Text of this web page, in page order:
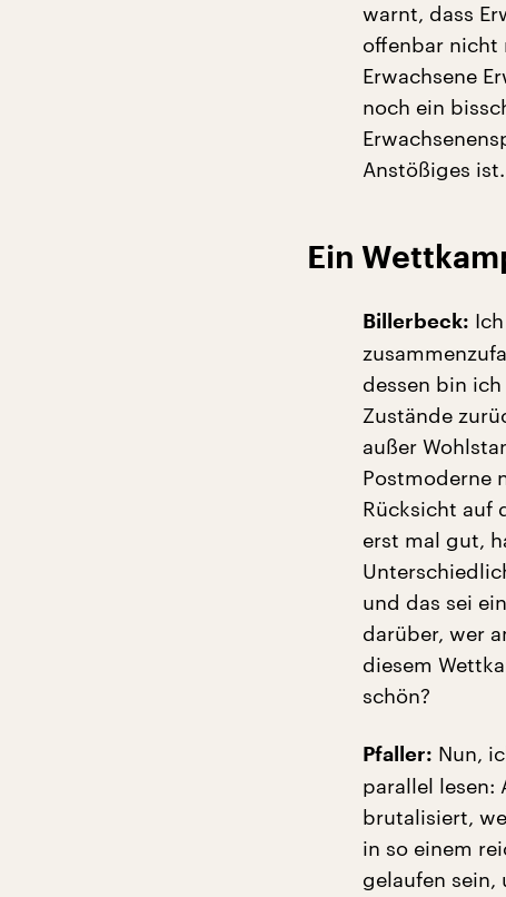
warnt, dass
offenbar nicht
Erwachsene
noch ein
Anstößiges ist.
Ein
Billerbeck:
dessen bin
Zustände
außer
Postmoderne
Rücksicht auf
erst mal gut,
und das sei
darüber, wer
diesem
schön?
Pfaller: Nun,
parallel lesen:
brutalisiert,
in so einem
gelaufen sein,